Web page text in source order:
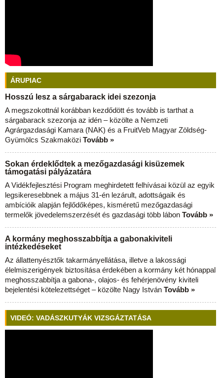
ÁRUPIAC
Hosszú lesz a sárgabarack idei szezonja
A megszokottnál korábban kezdődött és tovább is tarthat a
sárgabarack szezonja az idén – közölte a Nemzeti
Agrárgazdasági Kamara (NAK) és a FruitVeb Magyar Zöldség-
Gyümölcs Szakmaközi Tovább »
Sokan érdeklődtek a mezőgazdasági kisüzemek
támogatási pályázatára
A Vidékfejlesztési Program meghirdetett felhívásai közül az egyik
legsikeresebbnek a május 31-én lezárult, adottságaik és
ambícióik alapján fejlődőképes, kisméretű mezőgazdasági
termelők jövedelemszerzését és gazdasági több lábon Tovább »
A kormány meghosszabbítja a gabonakiviteli
intézkedéseket
Az állattenyésztők takarmányellátása, illetve a lakossági
élelmiszerigények biztosítása érdekében a kormány két hónappal
meghosszabbítja a gabona-, olajos- és fehérjenövény kiviteli
bejelentési kötelezettséget – közölte Nagy István Tovább »
VIDEÓ: VADÁSZKUTYÁK VIZSGÁZTATÁSA